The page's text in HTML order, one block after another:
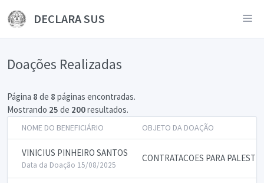
DECLARA SUS
Doações Realizadas
Página 8 de 8 páginas encontradas.
Mostrando 25 de 200resultados.
NOME DO BENEFICIÁRIO OBJETO DA DOAÇÃO
VINICIUS PINHEIRO SANTOS
Data da Doação 15/08/2025
CONTRATACOES PARA